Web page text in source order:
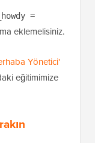
=
eklemelisiniz.
Yönetici'
eğitimimize